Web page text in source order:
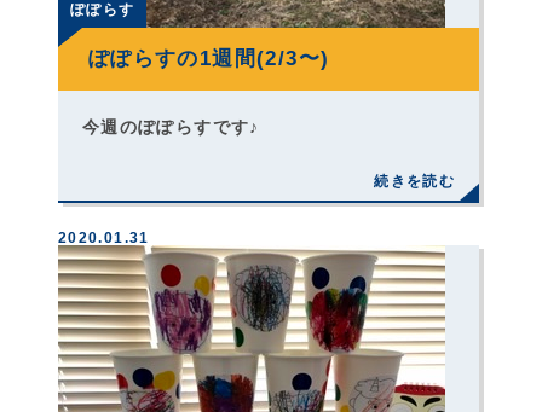
ぽぽらす
ぽぽらすの1週間(2/3〜)
今週のぽぽらすです♪
2020.01.31